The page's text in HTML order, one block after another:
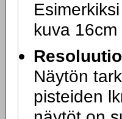
kuva
Resoluutio
Näytön
pisteiden